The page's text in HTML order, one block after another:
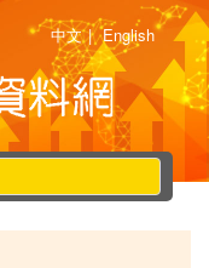
中文 | English